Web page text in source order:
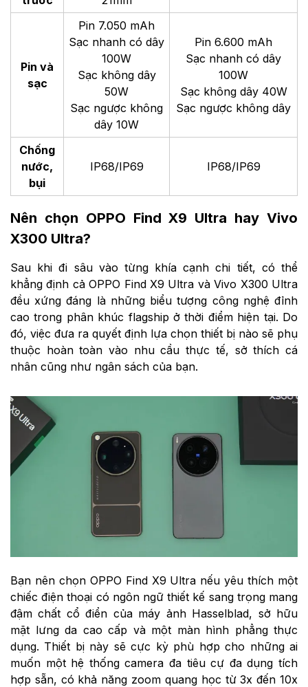
Pin và
sạc
Pin 7.050 mAh
Sạc nhanh có dây
100W
Sạc không dây
50W
Sạc ngược không
dây 10W
Pin 6.600 mAh
Sạc nhanh có dây
100W
Sạc không dây 40W
Sạc ngược không dây
Chống
nước,
bụi
IP68/IP69 IP68/IP69
Nên chọn OPPO Find X9 Ultra hay Vivo
X300 Ultra?
Sau khi đi sâu vào từng khía cạnh chi tiết, có thể
khẳng định cả OPPO Find X9 Ultra và Vivo X300 Ultra
đều xứng đáng là những biểu tượng công nghệ đỉnh
cao trong phân khúc flagship ở thời điểm hiện tại. Do
đó, việc đưa ra quyết định lựa chọn thiết bị nào sẽ phụ
thuộc hoàn toàn vào nhu cầu thực tế, sở thích cá
nhân cũng như ngân sách của bạn.
Bạn nên chọn OPPO Find X9 Ultra nếu yêu thích một
chiếc điện thoại có ngôn ngữ thiết kế sang trọng mang
đậm chất cổ điển của máy ảnh Hasselblad, sở hữu
mặt lưng da cao cấp và một màn hình phẳng thực
dụng. Thiết bị này sẽ cực kỳ phù hợp cho những ai
muốn một hệ thống camera đa tiêu cự đa dụng tích
hợp sẵn, có khả năng zoom quang học từ 3x đến 10x